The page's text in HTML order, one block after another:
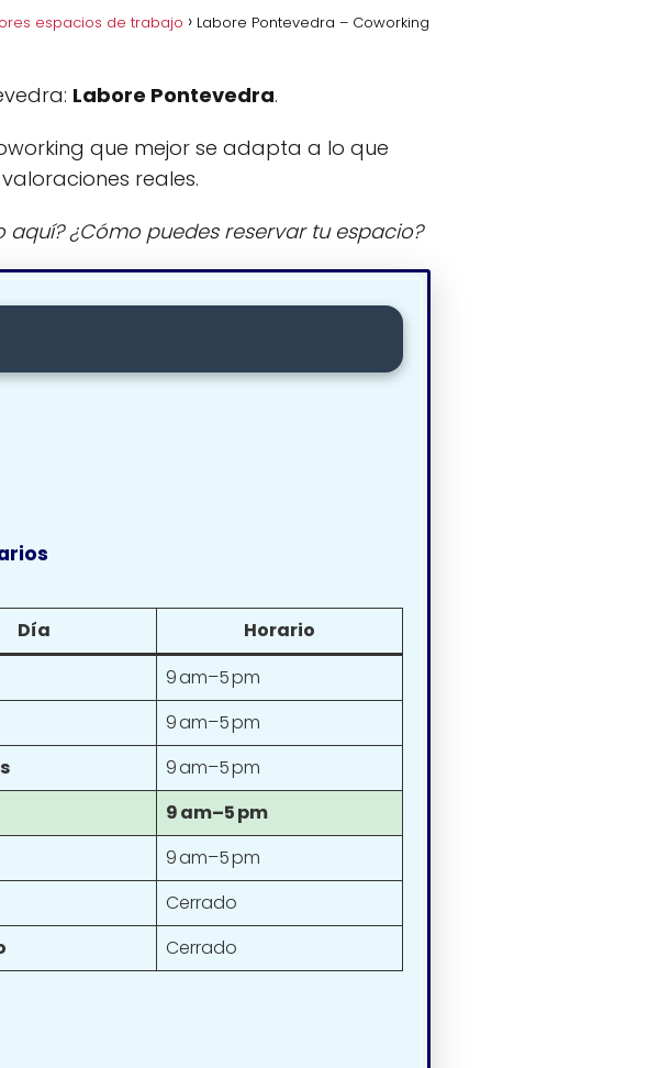
espacios de trabajo
Labore Pontevedra – Coworking
Labore Pontevedra.
que mejor se adapta a lo que
reales.
¿Cómo puedes reservar tu espacio?
Día
Horario
9 am–5 pm
9 am–5 pm
9 am–5 pm
9 am–5 pm
9 am–5 pm
Cerrado
Cerrado